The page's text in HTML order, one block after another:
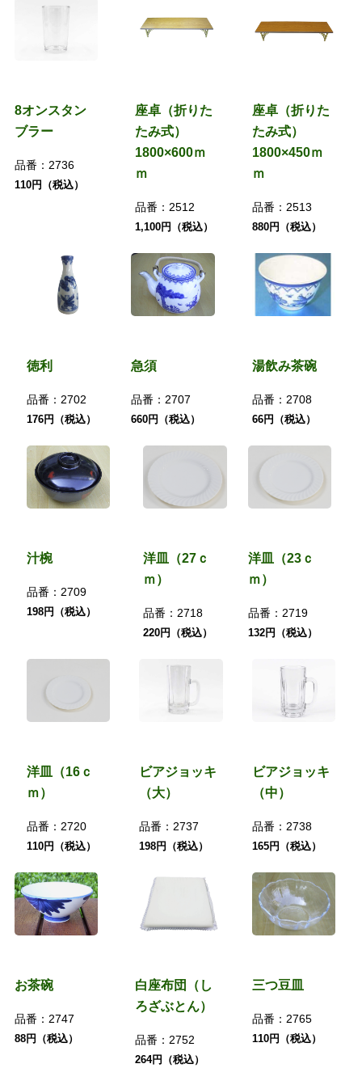
8オンスタン
ブラー
品番： 2736
110円（税込）
座卓（折りた
たみ式）
1800×600ｍ
ｍ
品番：2512
1,100円（税込）
座卓（折りた
たみ式）
1800×450ｍ
ｍ
品番：2513
880円（税込）
徳利
品番： 2702
176円（税込）
急須
品番：2707
660円（税込）
湯飲み茶碗
品番：2708
66円（税込）
汁椀
品番： 2709
198円（税込）
洋皿（27ｃ
ｍ）
品番：2718
220円（税込）
洋皿（23ｃ
ｍ）
品番：2719
132円（税込）
洋皿（16ｃ
ｍ）
品番： 2720
110円（税込）
ビアジョッキ
（大）
品番：2737
198円（税込）
ビアジョッキ
（中）
品番：2738
165円（税込）
お茶碗
品番： 2747
88円（税込）
白座布団（し
ろざぶとん）
品番：2752
264円（税込）
三つ豆皿
品番：2765
110円（税込）